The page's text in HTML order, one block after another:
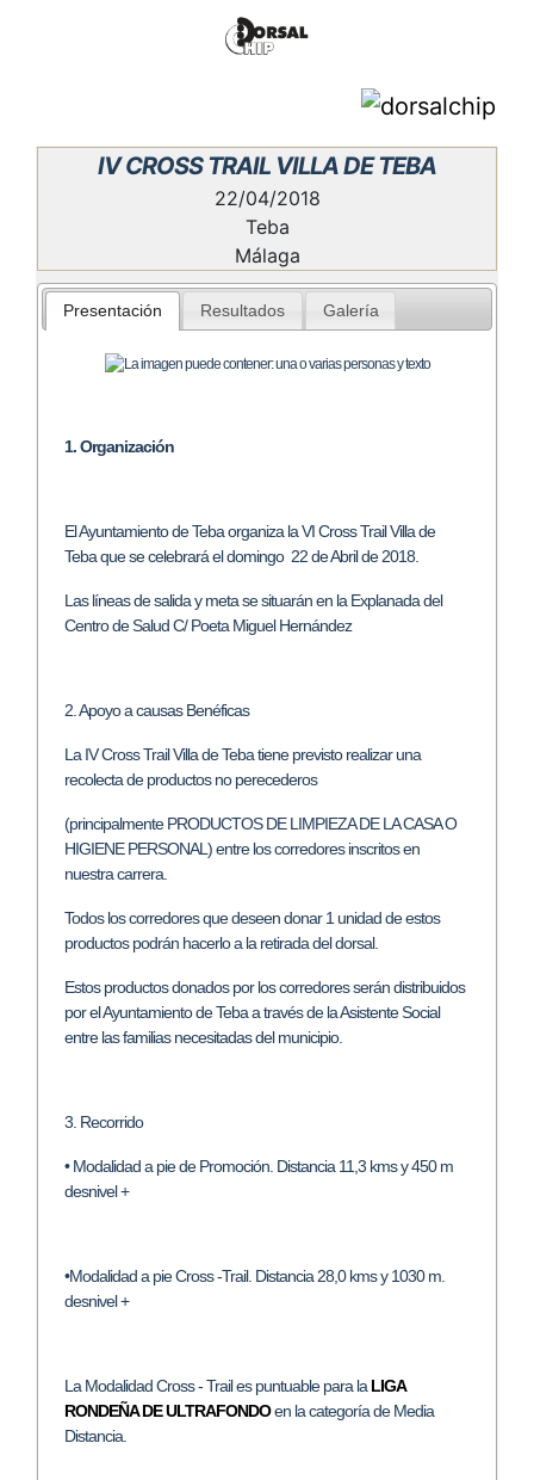
IV CROSS TRAIL VILLA DE TEBA
22/04/2018
Teba
Málaga
Presentación Resultados Galería
1. Organización
El Ayuntamiento de Teba organiza la VI Cross Trail Villa de
Teba que se celebrará el domingo 22 de Abril de 2018.
Las líneas de salida y meta se situarán en la Explanada del
Centro de Salud C/ Poeta Miguel Hernández
2. Apoyo a causas Benéficas
La IV Cross Trail Villa de Teba tiene previsto realizar una
recolecta de productos no perecederos
(principalmente PRODUCTOS DE LIMPIEZA DE LA CASA O
HIGIENE PERSONAL) entre los corredores inscritos en
nuestra carrera.
Todos los corredores que deseen donar 1 unidad de estos
productos podrán hacerlo a la retirada del dorsal.
Estos productos donados por los corredores serán distribuidos
por el Ayuntamiento de Teba a través de la Asistente Social
entre las familias necesitadas del municipio.
3. Recorrido
• Modalidad a pie de Promoción. Distancia 11,3 kms y 450 m
desnivel +
•Modalidad a pie Cross -Trail. Distancia 28,0 kms y 1030 m.
desnivel +
La Modalidad Cross - Trail es puntuable para la LIGA
RONDEÑA DE ULTRAFONDOen la categoría de Media
Distancia.